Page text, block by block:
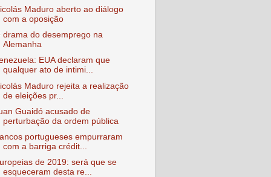
Maduro aberto ao diálogo
com a oposição
drama do desemprego na
Alemanha
EUA declaram que
qualquer ato de intimi...
Maduro rejeita a realização
de eleições pr...
Guaidó acusado de
perturbação da ordem pública
portugueses empurraram
com a barriga crédit...
de 2019: será que se
esqueceram desta re...